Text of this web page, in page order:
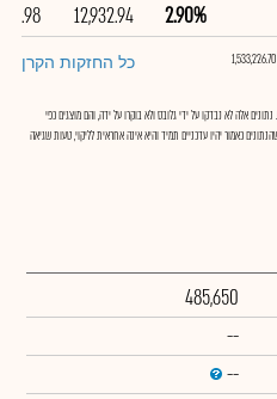
2.90%
12,932.94
98.98
כל החזקות הקרן
אלה לא נבדקו על ידי גלובס ולא בוקרו על ידה, והם מוצגים כפי
כאמור יהיו עדכניים תמיד והיא אינה אחראית לליקוי, טעות שגיאה
485,650
--
--